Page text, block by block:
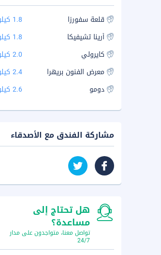
قلعة سفورزا
1.8 كيلو
أرينا تشيفيكا
1.8 كيلو
كايرولي
2.0 كيلو
معرض الفنون بريهرا
2.4 كيلو
دومو
2.6 كيلو
مشاركة الفندق مع الأصدقاء
هل تحتاج إلى
مساعدة؟
تواصل معنا، متواجدون على مدار
24/7